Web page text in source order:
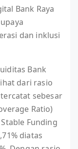
Bank Raya
dan inklusi
Bank
dari rasio
sebesar
Ratio)
Funding
diatas